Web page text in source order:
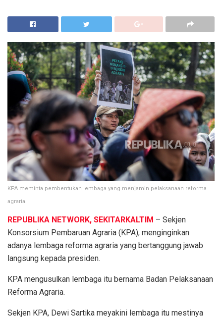
KPA meminta pembentukan lembaga yang menjamin pelaksanaan reforma
agraria.
REPUBLIKA NETWORK, SEKITARKALTIM – Sekjen
Konsorsium Pembaruan Agraria (KPA), menginginkan
adanya lembaga reforma agraria yang bertanggung jawab
langsung kepada presiden.
KPA mengusulkan lembaga itu bernama Badan Pelaksanaan
Reforma Agraria.
Sekjen KPA, Dewi Sartika meyakini lembaga itu mestinya